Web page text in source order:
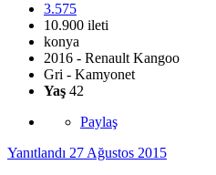
3.575
10.900 ileti
konya
2016 - Renault Kangoo
Gri - Kamyonet
Yaş 42
Paylaş
Yanıtlandı 27 Ağustos 2015